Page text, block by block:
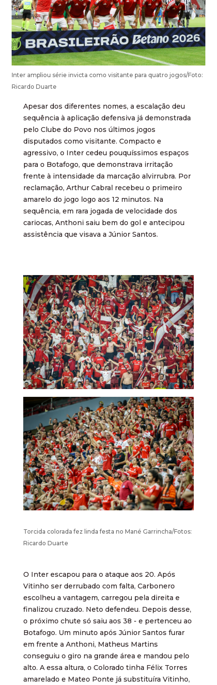
Inter ampliou série invicta como visitante para quatro jogos/Foto:
Ricardo Duarte
Apesar dos diferentes nomes, a escalação deu
sequência à aplicação defensiva já demonstrada
pelo Clube do Povo nos últimos jogos
disputados como visitante. Compacto e
agressivo, o Inter cedeu pouquíssimos espaços
para o Botafogo, que demonstrava irritação
frente à intensidade da marcação alvirrubra. Por
reclamação, Arthur Cabral recebeu o primeiro
amarelo do jogo logo aos 12 minutos. Na
sequência, em rara jogada de velocidade dos
cariocas, Anthoni saiu bem do gol e antecipou
assistência que visava a Júnior Santos.
Torcida colorada fez linda festa no Mané Garrincha/Fotos:
Ricardo Duarte
O Inter escapou para o ataque aos 20. Após
Vitinho ser derrubado com falta, Carbonero
escolheu a vantagem, carregou pela direita e
finalizou cruzado. Neto defendeu. Depois desse,
o próximo chute só saiu aos 38 - e pertenceu ao
Botafogo. Um minuto após Júnior Santos furar
em frente a Anthoni, Matheus Martins
conseguiu o giro na grande área e mandou pelo
alto. A essa altura, o Colorado tinha Félix Torres
amarelado e Mateo Ponte já substituíra Vitinho,